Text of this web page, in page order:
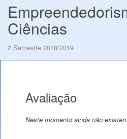
Ciências
2 Semestre 2018/2019
Avaliação
Neste momento ainda não